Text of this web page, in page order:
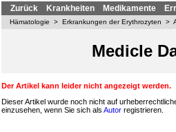
Zurück Krankheiten Medikamente
Hämatologie > Erkrankungen der Erythrozyten >
Medicle
Der Artikel kann leider nicht angezeigt werden.
Dieser Artikel wurde noch nicht auf
einzusehen, wenn Sie sich als Autor registrieren.